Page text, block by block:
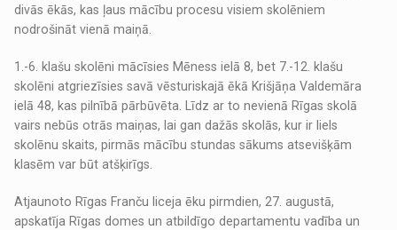
divās ēkās, kas ļaus mācību procesu visiem skolēniem
nodrošināt vienā maiņā.
1.-6. klašu skolēni mācīsies Mēness ielā 8, bet 7.-12. klašu
skolēni atgriezīsies savā vēsturiskajā ēkā Krišjāņa Valdemāra
ielā 48, kas pilnībā pārbūvēta. Līdz ar to nevienā Rīgas skolā
vairs nebūs otrās maiņas, lai gan dažās skolās, kur ir liels
skolēnu skaits, pirmās mācību stundas sākums atsevišķām
klasēm var būt atšķirīgs.
Atjaunoto Rīgas Franču liceja ēku pirmdien, 27. augustā,
apskatīja Rīgas domes un atbildīgo departamentu vadība un